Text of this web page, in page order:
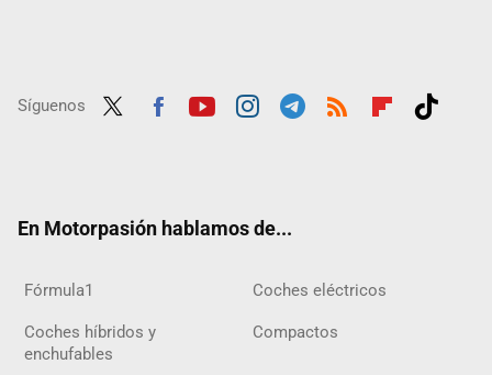
Síguenos
En Motorpasión hablamos de...
Fórmula1 Coches eléctricos
Coches híbridos y
enchufables
Compactos